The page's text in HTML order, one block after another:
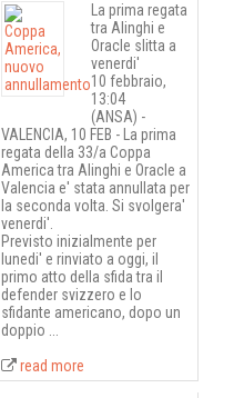
La prima regata
tra Alinghi e
Oracle slitta a
venerdi'
10 febbraio,
13:04
(ANSA) -
VALENCIA, 10 FEB - La prima
regata della 33/a Coppa
America tra Alinghi e Oracle a
Valencia e' stata annullata per
la seconda volta. Si svolgera'
venerdi'.
Previsto inizialmente per
lunedi' e rinviato a oggi, il
primo atto della sfida tra il
defender svizzero e lo
sfidante americano, dopo un
doppio ...
read more